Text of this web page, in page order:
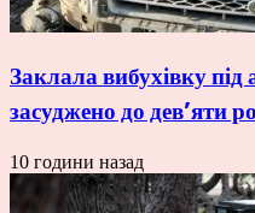
Заклала вибухівку
засуджено до дев’яти
10 години назад